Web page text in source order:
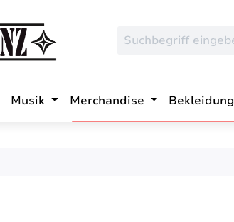
Musik Merchandise Bekleidung